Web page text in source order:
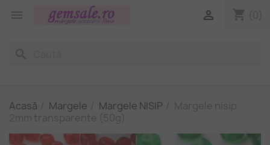
 shopping_cart (0)

search
Acasă Margele Margele NISIP
Margele nisip
2mm transparente (50g)